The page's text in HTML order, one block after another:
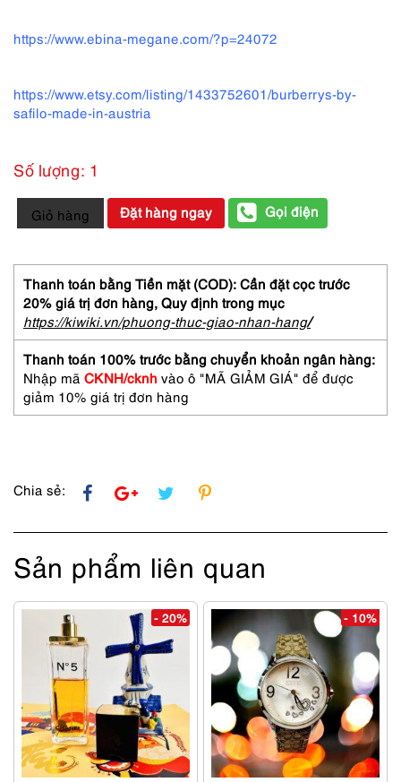
https://www.ebina-megane.com/?p=24072
https://www.etsy.com/listing/1433752601/burberrys-by-
safilo-made-in-austria
Số lượng: 1
5515-
Gọng
nữ/nam-
Mới/Chưa
sử
dụng-
BURBERRYS
1007
rimless
eyeglasses
frame
Giỏ hàng Đặt hàng ngay Gọi điện
Thanh toán bằng Tiền mặt (COD): Cần đặt cọc trước
20% giá trị đơn hàng, Quy định trong mục
https://kiwiki.vn/phuong-thuc-giao-nhan-hang/
Thanh toán 100% trước bằng chuyển khoản ngân hàng:
Nhập mã CKNH/cknh vào ô "MÃ GIẢM GIÁ" để được
giảm 10% giá trị đơn hàng
Chia sẻ:
Sản phẩm liên quan
- 20% - 10%